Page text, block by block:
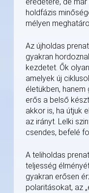
eredetére, de
holdfázis
mélyen
Az újholdas
gyakran
kezdetet. Ők
amelyek új
életükben,
erős a belső
akkor is, ha útjuk
az irányt. Lelki
csendes, befelé
A teliholdas
teljesség
gyakran erősen
polaritásokat, az